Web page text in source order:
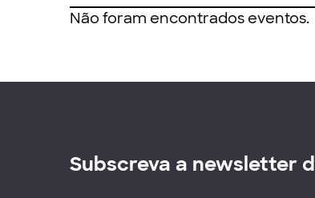
Não foram encontrados eventos.
Subscreva a newsletter